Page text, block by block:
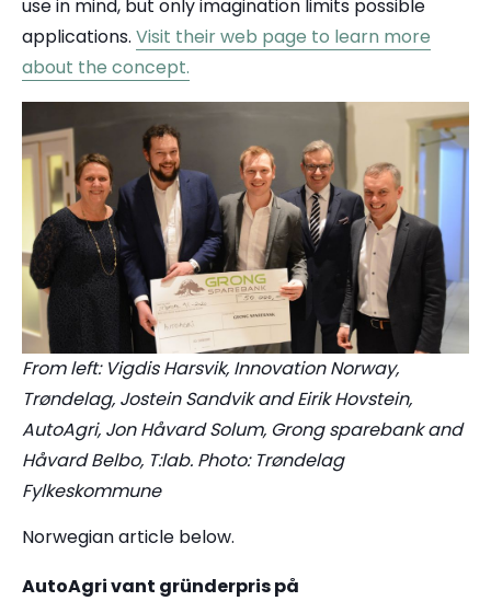
use in mind, but only imagination limits possible
applications. Visit their web page to learn more
about the concept.
From left: Vigdis Harsvik, Innovation Norway,
Trøndelag, Jostein Sandvik and Eirik Hovstein,
AutoAgri, Jon Håvard Solum, Grong sparebank and
Håvard Belbo, T:lab. Photo: Trøndelag
Fylkeskommune
Norwegian article below.
AutoAgri vant gründerpris på